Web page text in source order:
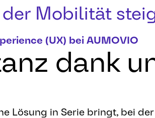
Mobilität
(UX) bei AUMOVIO
dank
Lösung in Serie bringt, bei